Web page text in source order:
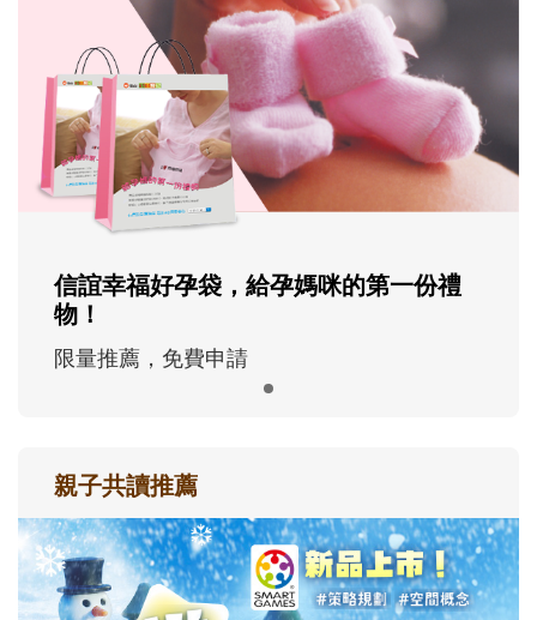
信誼幸福好孕袋，給孕媽咪的第一份禮
物！
限量推薦，免費申請
親子共讀推薦